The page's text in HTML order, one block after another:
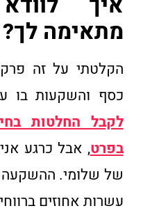
מתאימה לך?
הקלטתי על זה
כסף והשקעות בו
לקבל החלטות
בפרט, אבל כרגע
של שלומי. ההשקעה
עשרות אחוזים